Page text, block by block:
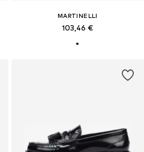
MARTINELLI
103,46 €